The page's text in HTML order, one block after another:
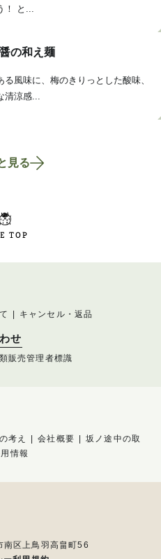
！ と...
の和え麺
る風味に、梅のきりっとした酸味、
清涼感...
見る
TOP
キャンセル・返品
せ
販売管理者標識
考え 会社概要
坂ノ途中の取
情報
区上鳥羽高畠町56